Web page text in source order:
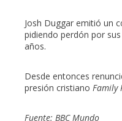
Josh Duggar emitió un
pidiendo perdón por
años.
Desde entonces
presión cristiano Family
Fuente: BBC Mundo